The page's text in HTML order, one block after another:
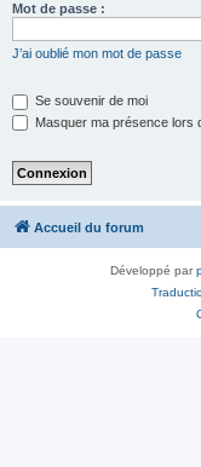
Mot de passe :
J’ai oublié mon mot de passe
Se souvenir de moi
Masquer ma présence lors
Accueil du forum
Développé par